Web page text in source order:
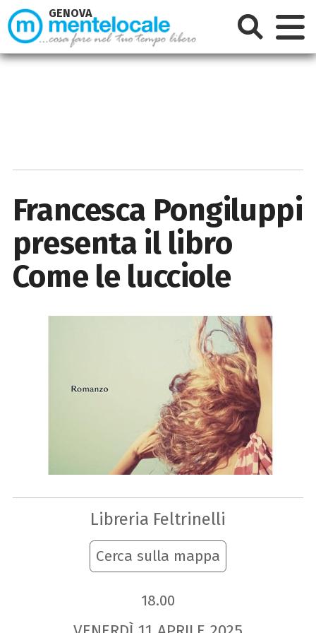
Francesca Pongiluppi
presenta il libro
Come le lucciole
Libreria Feltrinelli
Cerca sulla mappa
18.00
GENOVA